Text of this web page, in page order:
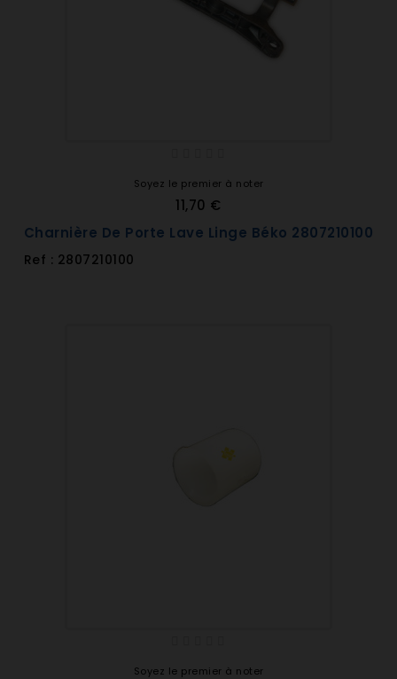
Soyez le premier à noter
11,70 €
Charnière De Porte Lave Linge Béko 2807210100
Ref : 2807210100
Soyez le premier à noter